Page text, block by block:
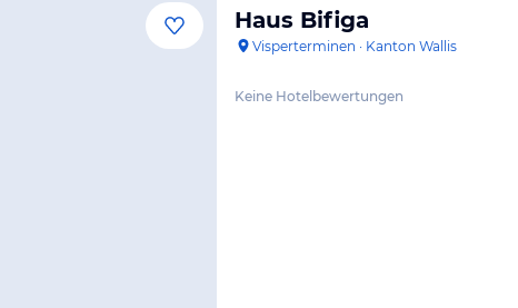
Haus Bifiga
Visperterminen · Kanton Wallis
Keine Hotelbewertungen